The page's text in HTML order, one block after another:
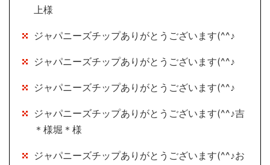
上様
ジャパニーズチップありがとうございます(^^♪
ジャパニーズチップありがとうございます(^^♪
ジャパニーズチップありがとうございます(^^♪
ジャパニーズチップありがとうございます(^^♪吉
＊様堀＊様
ジャパニーズチップありがとうございます(^^♪お